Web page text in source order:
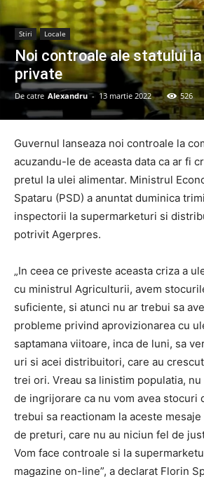
Stiri Locale
Noi controale ale statului
private
De catre Alexandru - 13 martie 2022 526
Guvernul lanseaza noi controale la
acuzandu-le de aceasta data ca ar fi
pretul la ulei alimentar. Ministrul
Spataru (PSD) a anuntat duminica
inspectorii la supermarketuri si
potrivit Agerpres.
„In ceea ce priveste aceasta criza a
cu ministrul Agriculturii, avem
suficiente, si atunci nu ar trebui sa
probleme privind aprovizionarea cu
saptamana viitoare, inca de luni, sa
uri si acei distribuitori, care au
trei ori. Vreau sa linistim populatia,
de ingrijorare ca nu vom avea stocuri
trebui sa reactionam la aceste
de preturi, care nu au niciun fel de
Vom face controale si la
magazine on-line”, a declarat Florin